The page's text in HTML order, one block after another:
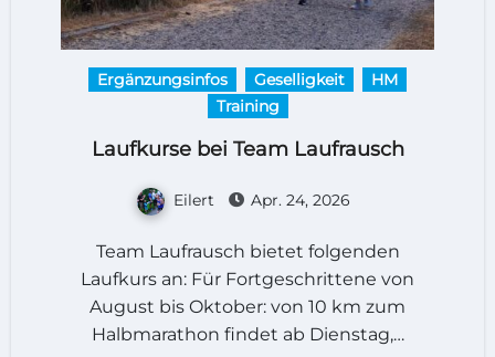
Ergänzungsinfos Geselligkeit
HM
Training
Laufkurse bei Team Laufrausch
Eilert Apr. 24, 2026
Team Laufrausch bietet folgenden
Laufkurs an: Für Fortgeschrittene von
August bis Oktober: von 10 km zum
Halbmarathon findet ab Dienstag,…